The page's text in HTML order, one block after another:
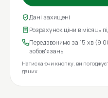
Дані захищені
Розрахунок ціни в місяць
Передзвонимо за 15 хв
зобов'язань
Натискаючи кнопку, ви
даних.